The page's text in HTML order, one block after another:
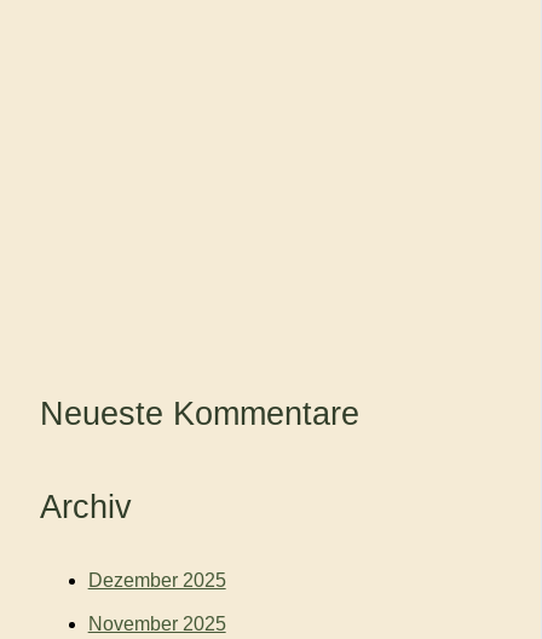
Neueste Kommentare
Archiv
Dezember 2025
November 2025